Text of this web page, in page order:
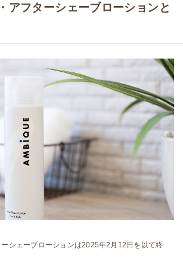
アフターシェーブローションと
シェーブローションは2025年2月12日を以て終